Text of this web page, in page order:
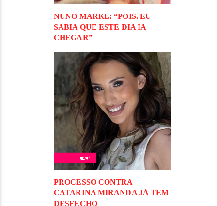
NUNO MARKL: “POIS. EU
SABIA QUE ESTE DIA IA
CHEGAR”
PROCESSO CONTRA
CATARINA MIRANDA JÁ TEM
DESFECHO